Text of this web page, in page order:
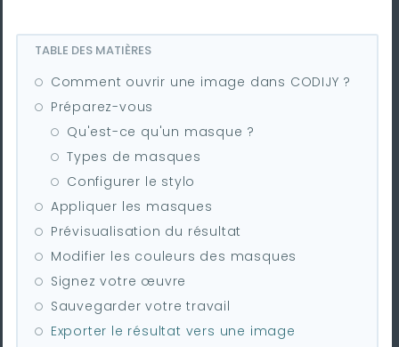
TABLE DES MATIÈRES
Comment ouvrir une image dans CODIJY ?
Préparez-vous
Qu'est-ce qu'un masque ?
Types de masques
Configurer le stylo
Appliquer les masques
Prévisualisation du résultat
Modifier les couleurs des masques
Signez votre œuvre
Sauvegarder votre travail
Exporter le résultat vers une image